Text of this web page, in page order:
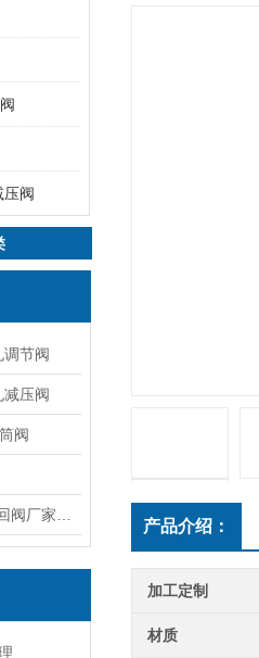
压阀
调节阀
减压阀
阀
产品介绍：
加工定制
材质